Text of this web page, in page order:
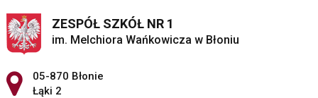
ZESPÓŁ SZKÓŁ NR 1
im. Melchiora Wańkowicza w Błoniu
Adres pocztowy:
05-870 Błonie
Łąki 2